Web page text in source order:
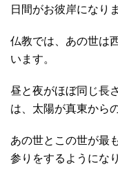
日間がお彼岸になり
仏教では、あの世は
います。
昼と夜がほぼ同じ長
は、太陽が真東から
あの世とこの世が最
参りをするようにな